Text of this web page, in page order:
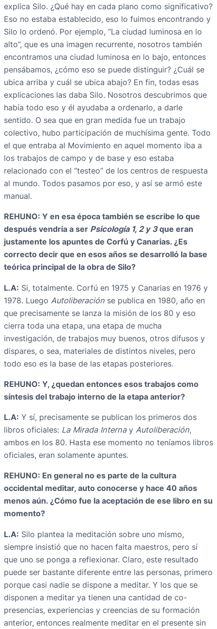
explica Silo. ¿Qué hay en cada plano como significativo?
Eso no estaba establecido, eso lo fuimos encontrando y
Silo lo ordenó. Por ejemplo, “La ciudad luminosa en lo
alto”, que es una imagen recurrente, nosotros también
encontramos una ciudad luminosa en lo bajo, entonces
pensábamos, ¿cómo eso se puede distinguir? ¿Cuál se
ubica arriba y cuál se ubica abajo? En fin, todas esas
explicaciones las daba Silo. Nosotros descubrimos que
había todo eso y él ayudaba a ordenarlo, a darle
sentido. O sea que en gran medida fue un trabajo
colectivo, hubo participación de muchísima gente. Todo
el que entraba al Movimiento en aquel momento iba a
los trabajos de campo y de base y eso estaba
relacionado con el “testeo” de los centros de respuesta
al mundo. Todos pasamos por eso, y así se armó este
manual.
REHUNO: Y en esa época también se escribe lo que
después vendría a ser Psicología 1, 2 y 3que eran
justamente los apuntes de Corfú y Canarias. ¿Es
correcto decir que en esos años se desarrolló la base
teórica principal de la obra de Silo?
L.A: Si, totalmente. Corfú en 1975 y Canarias en 1976 y
1978. Luego Autoliberación se publica en 1980, año en
que precisamente se lanza la misión de los 80 y eso
cierra toda una etapa, una etapa de mucha
investigación, de trabajos muy buenos, otros difusos y
dispares, o sea, materiales de distintos niveles, pero
todo eso es la base de las etapas posteriores.
REHUNO: Y, ¿quedan entonces esos trabajos como
síntesis del trabajo interno de la etapa anterior?
L.A: Y sí, precisamente se publican los primeros dos
libros oficiales: La Mirada Internay Autoliberación,
ambos en los 80. Hasta ese momento no teníamos libros
oficiales, eran solamente apuntes.
REHUNO: En general no es parte de la cultura
occidental meditar, auto conocerse y hace 40 años
menos aún. ¿Cómo fue la aceptación de ese libro en su
momento?
L.A: Silo plantea la meditación sobre uno mismo,
siempre insistió que no hacen falta maestros, pero sí
que uno se ponga a reflexionar. Claro, este resultado
puede ser bastante diferente entre las personas, primero
porque casi nadie se dispone a meditar. Y los que se
disponen a meditar ya tienen una cantidad de co-
presencias, experiencias y creencias de su formación
anterior, entonces realmente meditar en el presente sin